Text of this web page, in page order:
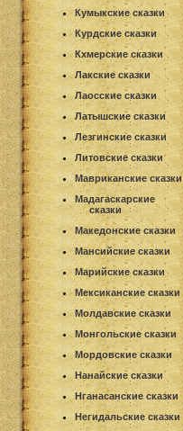
Кумыкские сказки
Курдские сказки
Кхмерские сказки
Лакские сказки
Лаосские сказки
Латышские сказки
Лезгинские сказки
Литовские сказки
Мавриканские сказки
Мадагаскарские
сказки
Македонские сказки
Мансийские сказки
Марийские сказки
Мексиканские сказки
Молдавские сказки
Монгольские сказки
Мордовские сказки
Нанайские сказки
Нганасанские сказки
Негидальские сказки